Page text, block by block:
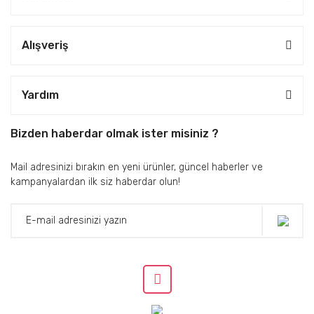
12 m/s
35° (S modu)
Maksimum Açısal Hız
200°/s
-10° - 40° C (14° - 104° F)
GPS + Galileo + Beidou
Gezinme Doğruluk Aralığı
Alışveriş
Yardım
Bizden haberdar olmak ister misiniz ?
Mail adresinizi bırakın en yeni ürünler, güncel haberler ve
kampanyalardan ilk siz haberdar olun!